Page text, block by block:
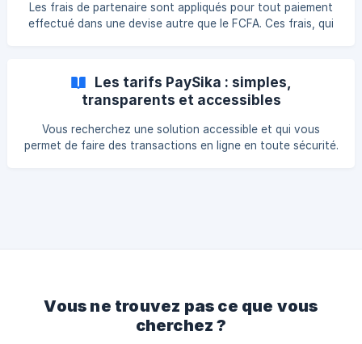
montant à retirer plus 120 FCFA de
Les frais de partenaire sont appliqués pour tout paiement
effectué dans une devise autre que le FCFA. Ces frais, qui
Les tarifs PaySika : simples,
transparents et accessibles
Vous recherchez une solution accessible et qui vous
permet de faire des transactions en ligne en toute sécurité.
Vous ne trouvez pas ce que vous
cherchez ?